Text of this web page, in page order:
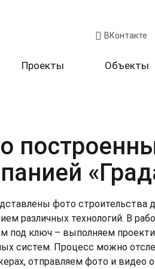
ВКонтакте
Проекты Объекты
фото строительства
различных технологий. В
под ключ – выполняем
систем. Процесс можно
отправляем фото и видео
селе Нижнее Казачье
Свайно-
Больших Кузьминках